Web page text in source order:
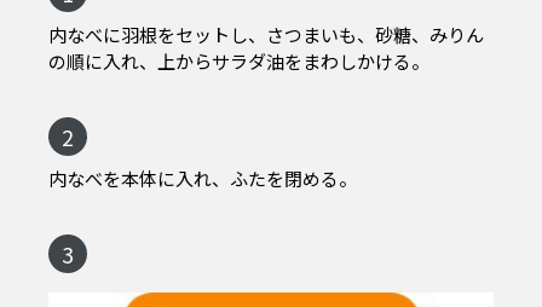
内なべに羽根をセットし、さつまいも、砂糖、みりん
の順に入れ、上からサラダ油をまわしかける。
2
内なべを本体に入れ、ふたを閉める。
3